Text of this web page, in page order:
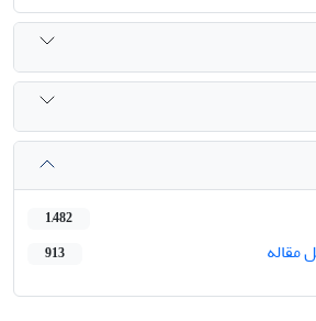
1,482
مقاله 913